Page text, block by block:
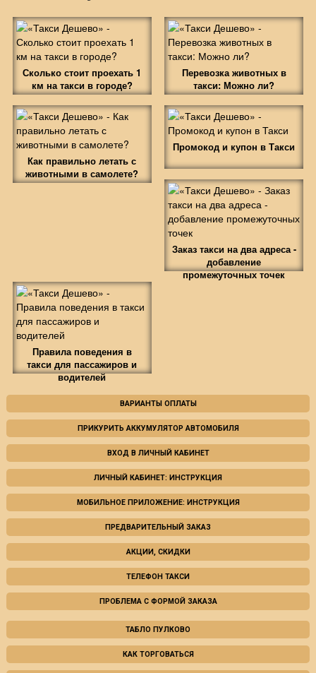
Сколько стоит проехать 1
км на такси в городе?
Перевозка животных в
такси: Можно ли?
Как правильно летать с
животными в самолете?
Промокод и купон в Такси
Заказ такси на два адреса -
добавление
промежуточных точек
Правила поведения в
такси для пассажиров и
водителей
ВАРИАНТЫ ОПЛАТЫ
ПРИКУРИТЬ АККУМУЛЯТОР АВТОМОБИЛЯ
ВХОД В ЛИЧНЫЙ КАБИНЕТ
ЛИЧНЫЙ КАБИНЕТ: ИНСТРУКЦИЯ
МОБИЛЬНОЕ ПРИЛОЖЕНИЕ: ИНСТРУКЦИЯ
ПРЕДВАРИТЕЛЬНЫЙ ЗАКАЗ
АКЦИИ, СКИДКИ
ТЕЛЕФОН ТАКСИ
ПРОБЛЕМА С ФОРМОЙ ЗАКАЗА
ТАБЛО ПУЛКОВО
КАК ТОРГОВАТЬСЯ